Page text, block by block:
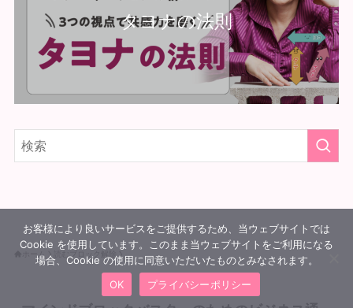
タヨナの法則
ホーム 読むブロック解除
お客様により良いサービスをご提供するため、当ウェブサイトでは
Cookie を使用しています。このまま当ウェブサイトをご利用になる
場合、Cookie の使用に同意いただいたものとみなされます。
OK
プライバシーポリシー